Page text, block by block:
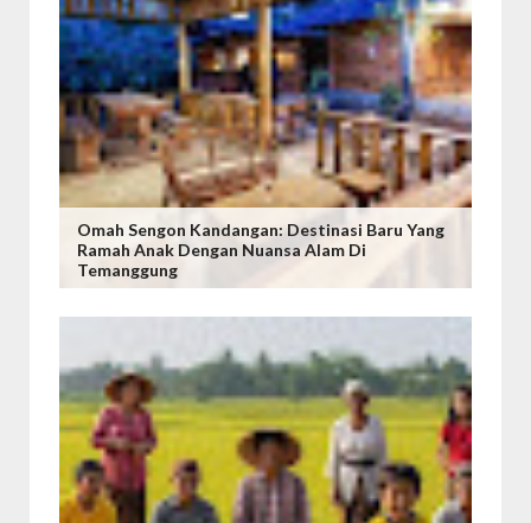
Omah Sengon Kandangan: Destinasi Baru Yang
Ramah Anak Dengan Nuansa Alam Di
Temanggung